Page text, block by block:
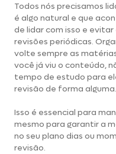
Todos nós precisamos
é algo natural e que
de lidar com isso e
revisões periódicas.
volte sempre as
você já viu o conteúdo,
tempo de estudo para
revisão de forma alguma.
Isso é essencial para
mesmo para garantir a
no seu plano dias ou
revisão.